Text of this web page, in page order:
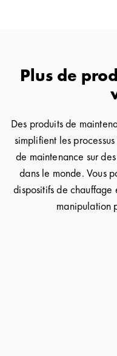
Plus de
Des produits de
simplifient les
de maintenance sur
dans le monde. Vous
dispositifs de chauffage
manipulation